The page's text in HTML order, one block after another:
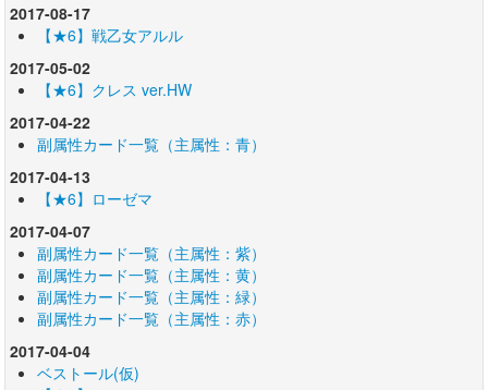
2017-08-17
【★6】戦乙女アルル
2017-05-02
【★6】クレス ver.HW
2017-04-22
副属性カード一覧（主属性：青）
2017-04-13
【★6】ローゼマ
2017-04-07
副属性カード一覧（主属性：紫）
副属性カード一覧（主属性：黄）
副属性カード一覧（主属性：緑）
副属性カード一覧（主属性：赤）
2017-04-04
ベストール(仮)